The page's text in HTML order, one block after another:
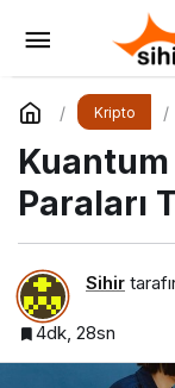
Kripto
Paraları
Sihir
4dk, 28sn
Çok
Yorum Yap